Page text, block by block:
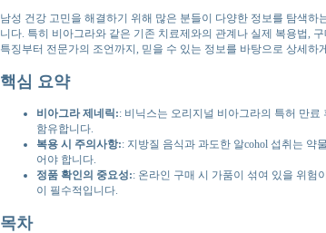
남성 건강 고민을 해결하기 위해 많은 분들이 다양한 정보를 탐색
니다. 특히 비아그라와 같은 기존 치료제와의 관계나 실제 복용법,
특징부터 전문가의 조언까지, 믿을 수 있는 정보를 바탕으로 상세하
핵심 요약
비아그라 제네릭:: 비닉스는 오리지널 비아그라의 특허 만
함유합니다.
복용 시 주의사항:: 지방질 음식과 과도한 알cohol 섭취는 약
어야 합니다.
정품 확인의 중요성:: 온라인 구매 시 가품이 섞여 있을 위험
이 필수적입니다.
목차